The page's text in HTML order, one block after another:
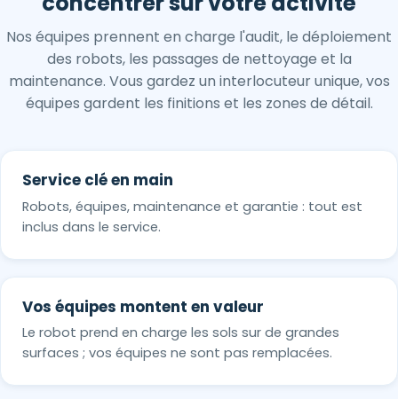
Nos équipes prennent en charge l'audit, le déploiement
des robots, les passages de nettoyage et la
maintenance. Vous gardez un interlocuteur unique, vos
équipes gardent les finitions et les zones de détail.
Service clé en main
Robots, équipes, maintenance et garantie : tout est
inclus dans le service.
Vos équipes montent en valeur
Le robot prend en charge les sols sur de grandes
surfaces ; vos équipes ne sont pas remplacées.